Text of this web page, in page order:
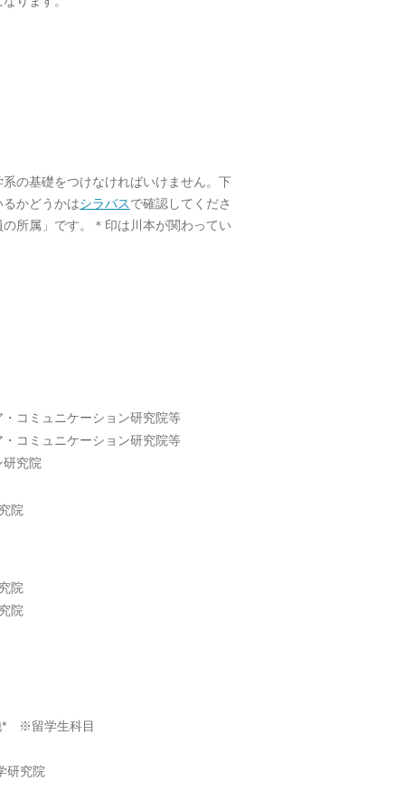
の基礎をつけなければいけません。下
かどうかはシラバスで確認してくださ
所属」です。＊印は川本が関わってい
コミュニケーション研究院等
コミュニケーション研究院等
研究院
院
院
院
* ※留学生科目
研究院